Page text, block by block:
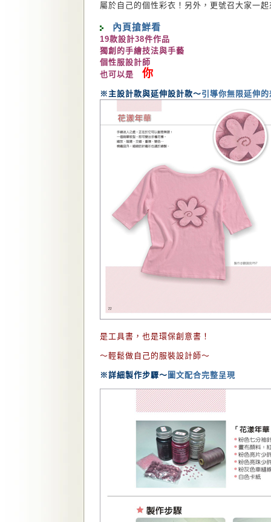
屬於自己的個性彩衣！另外，更號召大家一
內頁搶鮮看
19款設計38件作品
獨創的手繪技法與手藝
個性服設計師
也可以是 你
※主設計款與延伸設計款～引導你無限延伸
是工具書，也是環保創意書！
～輕鬆做自己的服裝設計師～
※詳細製作步驟～ 圖文配合完整呈現